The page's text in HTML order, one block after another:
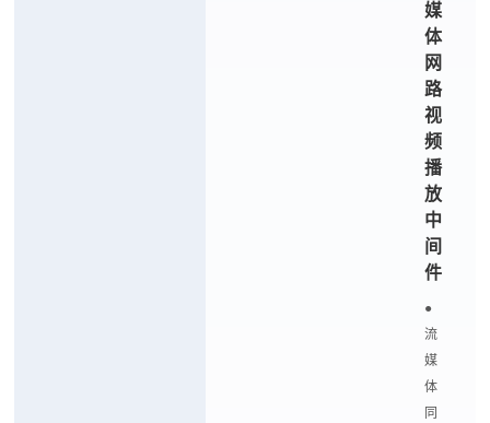
媒
体
网
路
视
频
播
放
中
间
件
●
流
媒
体
同